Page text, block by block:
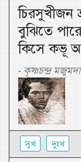
চিরসুখীজন
বুঝিতে
কিসে কভূ
- কৃষ্ণচন্দ্র
সুখ দুঃখ